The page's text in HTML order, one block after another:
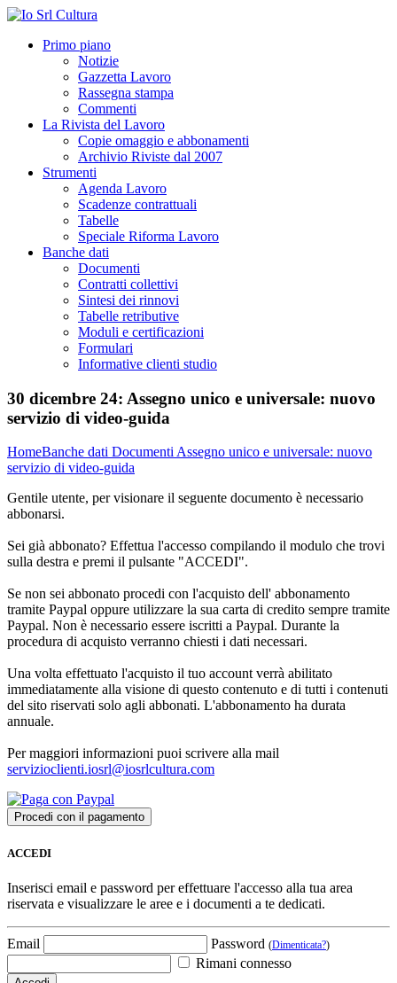
Primo piano
Notizie
Gazzetta Lavoro
Rassegna stampa
Commenti
La Rivista del Lavoro
Copie omaggio e abbonamenti
Archivio Riviste dal 2007
Strumenti
Agenda Lavoro
Scadenze contrattuali
Tabelle
Speciale Riforma Lavoro
Banche dati
Documenti
Contratti collettivi
Sintesi dei rinnovi
Tabelle retributive
Moduli e certificazioni
Formulari
Informative clienti studio
30 dicembre 24: Assegno unico e universale: nuovo
servizio di video-guida
HomeBanche dati DocumentiAssegno unico e universale: nuovo
servizio di video-guida
Gentile utente, per visionare il seguente documento è necessario
abbonarsi.
Sei già abbonato? Effettua l'accesso compilando il modulo che trovi
sulla destra e premi il pulsante "ACCEDI".
Se non sei abbonato procedi con l'acquisto dell' abbonamento
tramite Paypal oppure utilizzare la sua carta di credito sempre tramite
Paypal. Non è necessario essere iscritti a Paypal. Durante la
procedura di acquisto verranno chiesti i dati necessari.
Una volta effettuato l'acquisto il tuo account verrà abilitato
immediatamente alla visione di questo contenuto e di tutti i contenuti
del sito riservati solo agli abbonati. L'abbonamento ha durata
annuale.
Per maggiori informazioni puoi scrivere alla mail
servizioclienti.iosrl@iosrlcultura.com
ACCEDI
Inserisci email e password per effettuare l'accesso alla tua area
riservata e visualizzare le aree e i documenti a te dedicati.
Email Password (Dimenticata?)
Rimani connesso